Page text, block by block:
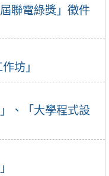
聯電綠獎」徵件
坊」
、「大學程式設